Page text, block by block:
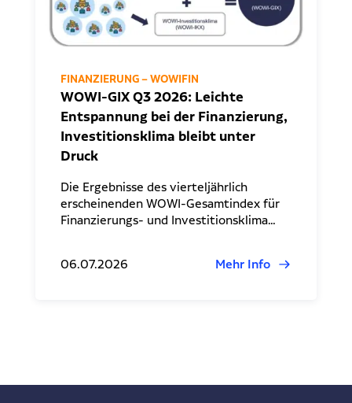
FINANZIERUNG – WOWIFIN
WOWI-GIX Q3 2026: Leichte
Entspannung bei der Finanzierung,
Investitionsklima bleibt unter
Druck
Die Ergebnisse des vierteljährlich
erscheinenden WOWI-Gesamtindex für
Finanzierungs- und Investitionsklima…
06.07.2026 Mehr Info